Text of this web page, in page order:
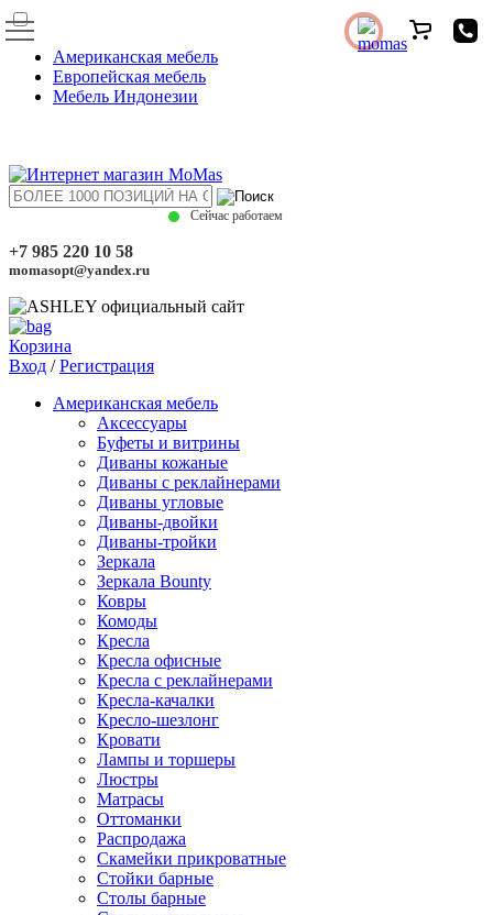
Американская мебель
Европейская мебель
Мебель Индонезии
Сейчас работаем
+7 985 220 10 58
momasopt@yandex.ru
Корзина
Вход /Регистрация
Американская мебель
Аксессуары
Буфеты и витрины
Диваны кожаные
Диваны с реклайнерами
Диваны угловые
Диваны-двойки
Диваны-тройки
Зеркала
Зеркала Bounty
Ковры
Комоды
Кресла
Кресла офисные
Кресла с реклайнерами
Кресла-качалки
Кресло-шезлонг
Кровати
Лампы и торшеры
Люстры
Матрасы
Оттоманки
Распродажа
Скамейки прикроватные
Стойки барные
Столы барные